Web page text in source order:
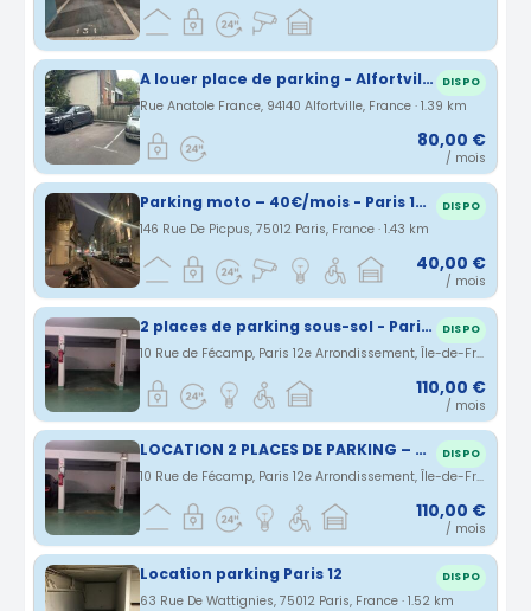
A louer place de parking - Alfortville - Proche RER D et Ligne 8 DISPO
Rue Anatole France, 94140 Alfortville, France · 1.39 km
80,00 €
/ mois
Parking moto – 40€/mois - Paris 12ème - Métro Porte Dorée/Michel Bizot DISPO
146 Rue De Picpus, 75012 Paris, France · 1.43 km
40,00 €
/ mois
2 places de parking sous-sol - Paris 12 DISPO
10 Rue de Fécamp, Paris 12e Arrondissement, Île-de-France, France · 1.44 km
110,00 €
/ mois
LOCATION 2 PLACES DE PARKING – 75012 PARIS DISPO
10 Rue de Fécamp, Paris 12e Arrondissement, Île-de-France, France · 1.44 km
110,00 €
/ mois
Location parking Paris 12 DISPO
63 Rue De Wattignies, 75012 Paris, France · 1.52 km